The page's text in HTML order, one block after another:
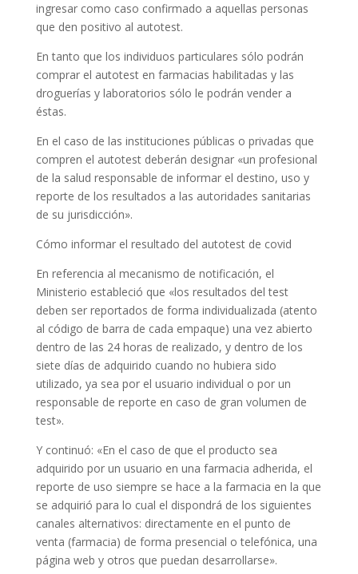
ingresar como caso confirmado a aquellas personas
que den positivo al autotest.
En tanto que los individuos particulares sólo podrán
comprar el autotest en farmacias habilitadas y las
droguerías y laboratorios sólo le podrán vender a
éstas.
En el caso de las instituciones públicas o privadas que
compren el autotest deberán designar «un profesional
de la salud responsable de informar el destino, uso y
reporte de los resultados a las autoridades sanitarias
de su jurisdicción».
Cómo informar el resultado del autotest de covid
En referencia al mecanismo de notificación, el
Ministerio estableció que «los resultados del test
deben ser reportados de forma individualizada (atento
al código de barra de cada empaque) una vez abierto
dentro de las 24 horas de realizado, y dentro de los
siete días de adquirido cuando no hubiera sido
utilizado, ya sea por el usuario individual o por un
responsable de reporte en caso de gran volumen de
test».
Y continuó: «En el caso de que el producto sea
adquirido por un usuario en una farmacia adherida, el
reporte de uso siempre se hace a la farmacia en la que
se adquirió para lo cual el dispondrá de los siguientes
canales alternativos: directamente en el punto de
venta (farmacia) de forma presencial o telefónica, una
página web y otros que puedan desarrollarse».